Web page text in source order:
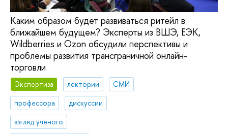
Каким образом будет развиваться ритейл в
ближайшем будущем? Эксперты из ВШЭ, ЕЭК,
Wildberries и Ozon обсудили перспективы и
проблемы развития трансграничной онлайн-
торговли
Экспертиза лектории
СМИ
профессора
дискуссии
взгляд ученого